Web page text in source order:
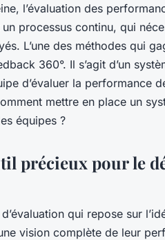
l’évaluation des
processus continu, qui
L’une des méthodes qui
360°. Il s’agit d’un
d’évaluer la performance
mettre en place un
équipes ?
précieux pour le
qui repose sur
vision complète de leur